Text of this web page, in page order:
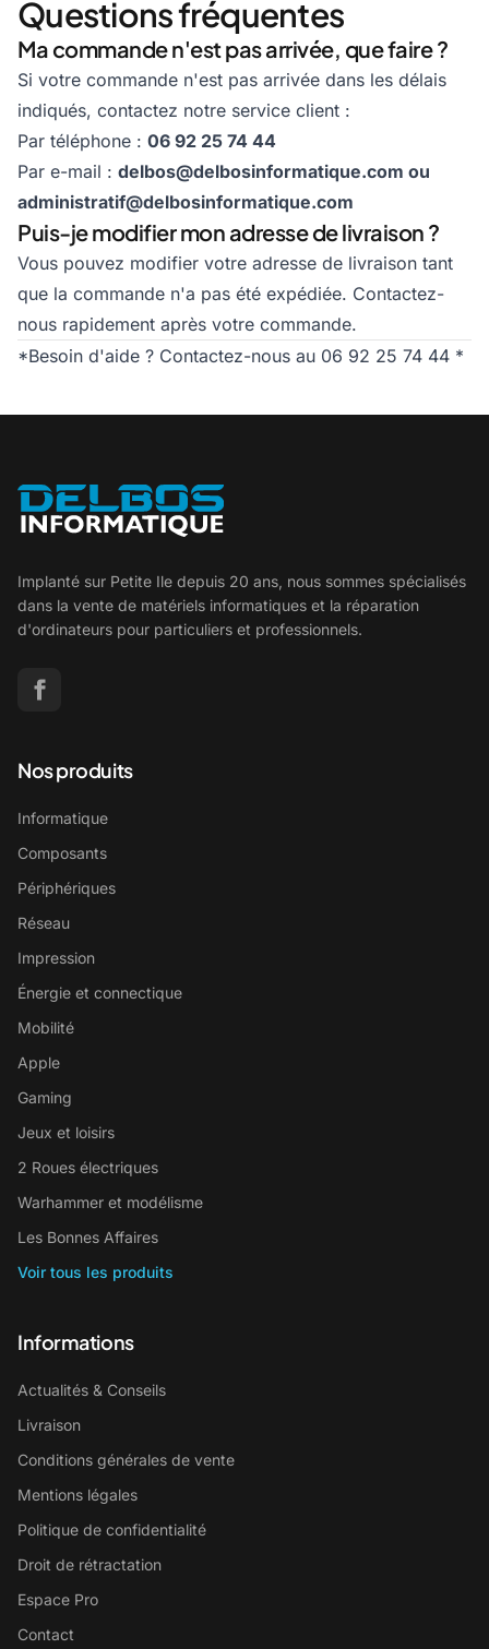
Questions fréquentes
Ma commande n'est pas arrivée, que faire ?
Si votre commande n'est pas arrivée dans les délais
indiqués, contactez notre service client :
Par téléphone : 06 92 25 74 44
Par e-mail : delbos@delbosinformatique.com ou
administratif@delbosinformatique.com
Puis-je modifier mon adresse de livraison ?
Vous pouvez modifier votre adresse de livraison tant
que la commande n'a pas été expédiée. Contactez-
nous rapidement après votre commande.
*Besoin d'aide ? Contactez-nous au 06 92 25 74 44 *
Implanté sur Petite Ile depuis 20 ans, nous sommes spécialisés
dans la vente de matériels informatiques et la réparation
d'ordinateurs pour particuliers et professionnels.
Nos produits
Informatique
Composants
Périphériques
Réseau
Impression
Énergie et connectique
Mobilité
Apple
Gaming
Jeux et loisirs
2 Roues électriques
Warhammer et modélisme
Les Bonnes Affaires
Voir tous les produits
Informations
Actualités & Conseils
Livraison
Conditions générales de vente
Mentions légales
Politique de confidentialité
Droit de rétractation
Espace Pro
Contact